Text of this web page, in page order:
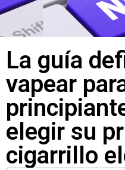
La guía
vapear
elegir su
cigarrillo